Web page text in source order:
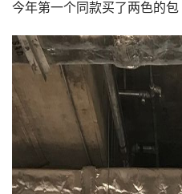
今年第一个同款买了两色的包